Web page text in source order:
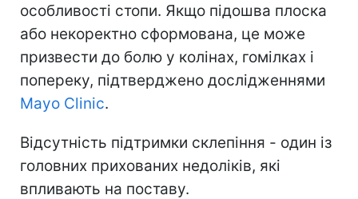
особливості стопи. Якщо підошва плоска
або некоректно сформована, це може
призвести до болю у колінах, гомілках і
попереку, підтверджено дослідженнями
Mayo Clinic.
Відсутність підтримки склепіння - один із
головних прихованих недоліків, які
впливають на поставу.